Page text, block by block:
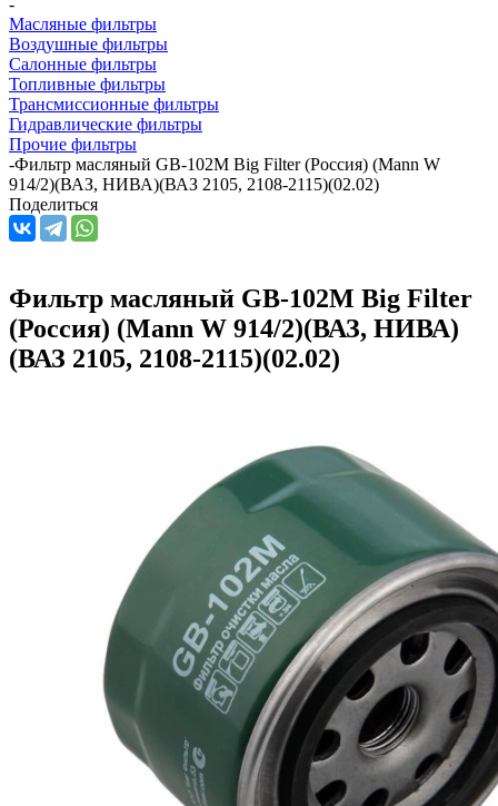
Масляные фильтры
Воздушные фильтры
Салонные фильтры
Топливные фильтры
Трансмиссионные фильтры
Гидравлические фильтры
Прочие фильтры
-Фильтр масляный GB-102M Big Filter (Россия) (Mann W
914/2)(ВАЗ, НИВА)(ВАЗ 2105, 2108-2115)(02.02)
Поделиться
Фильтр масляный GB-102M Big Filter
(Россия) (Mann W 914/2)(ВАЗ, НИВА)
(ВАЗ 2105, 2108-2115)(02.02)